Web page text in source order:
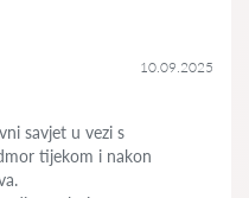
10.09.2025
savjet u vezi s
tijekom i nakon